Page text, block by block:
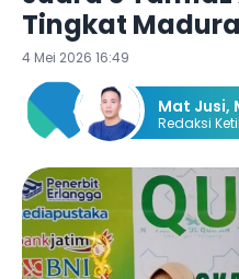
Tingkat Madura
4 Mei 2026 16:49
Mat Jusi,
Redaksi